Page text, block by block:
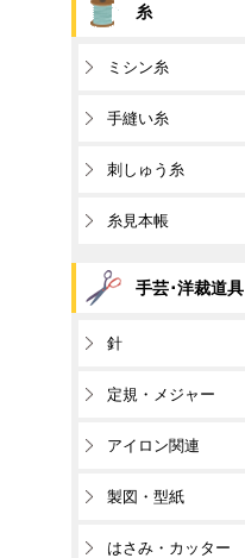
糸
ミシン糸
手縫い糸
刺しゅう糸
糸見本帳
手芸･洋裁道具
針
定規・メジャー
アイロン関連
製図・型紙
はさみ・カッター